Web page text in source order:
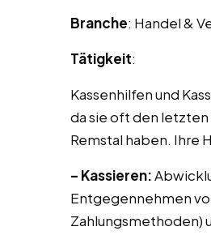
Branche: Handel &
Tätigkeit:
Kassenhilfen und
da sie oft den letzten
Remstal haben. Ihre
– Kassieren:
Entgegennehmen
Zahlungsmethoden)